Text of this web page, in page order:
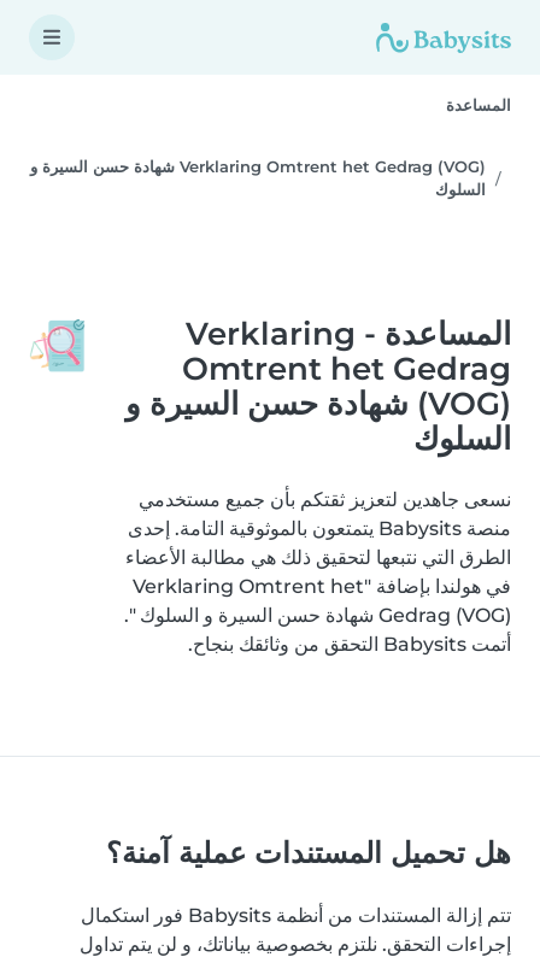
المساعدة
Verklaring Omtrent het Gedrag (VOG) شهادة حسن السيرة و
السلوك
المساعدة - Verklaring
Omtrent het Gedrag
(VOG) شهادة حسن السيرة و
السلوك
نسعى جاهدين لتعزيز ثقتكم بأن جميع مستخدمي
منصة Babysits يتمتعون بالموثوقية التامة. إحدى
الطرق التي نتبعها لتحقيق ذلك هي مطالبة الأعضاء
في هولندا بإضافة "Verklaring Omtrent het
Gedrag (VOG) شهادة حسن السيرة و السلوك ".
أتمت Babysits التحقق من وثائقك بنجاح.
هل تحميل المستندات عملية آمنة؟
تتم إزالة المستندات من أنظمة Babysits فور استكمال
إجراءات التحقق. نلتزم بخصوصية بياناتك، و لن يتم تداول